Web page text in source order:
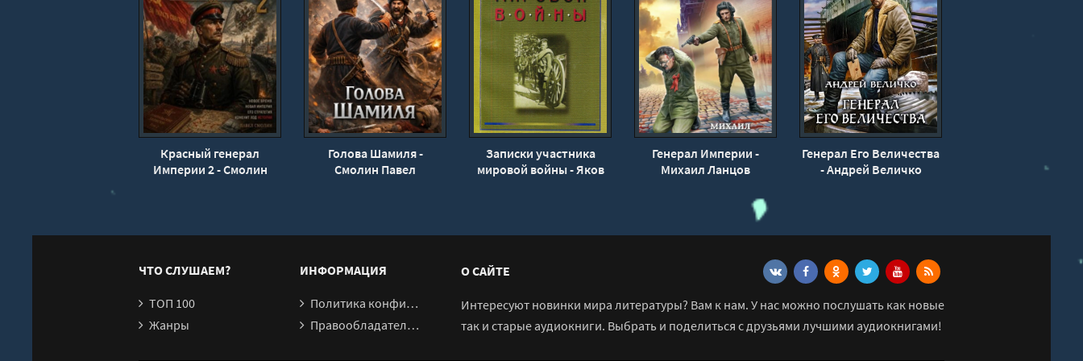
Красный генерал
Империи 2 - Смолин
Голова Шамиля -
Смолин Павел
Записки участника
мировой войны - Яков
Генерал Империи -
Михаил Ланцов
Генерал Его Величества
- Андрей Величко
ЧТО СЛУШАЕМ?
ТОП 100
Жанры
ИНФОРМАЦИЯ
Политика конфиденциальности
Правообладателям
О САЙТЕ
Интересуют новинки мира литературы? Вам к нам. У нас можно послушать как новые
так и старые аудиокниги. Выбрать и поделиться с друзьями лучшими аудиокнигами!